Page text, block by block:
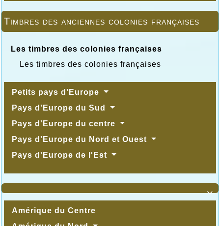
Timbres des anciennes colonies françaises
Les timbres des colonies françaises
Les timbres des colonies françaises
Petits pays d'Europe
Pays d'Europe du Sud
Pays d'Europe du centre
Pays d'Europe du Nord et Ouest
Pays d'Europe de l'Est

Amérique du Centre